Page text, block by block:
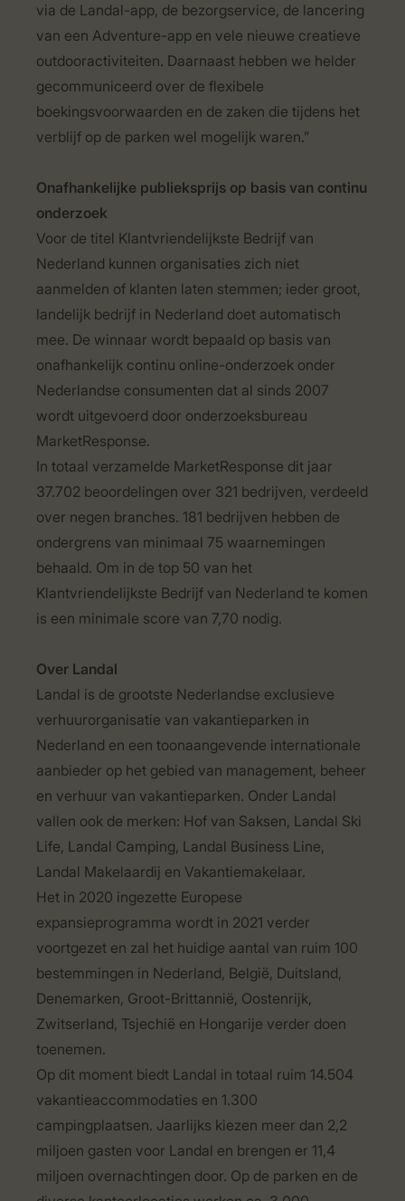
via de Landal-app, de bezorgservice, de lancering
van een Adventure-app en vele nieuwe creatieve
outdooractiviteiten. Daarnaast hebben we helder
gecommuniceerd over de flexibele
boekingsvoorwaarden en de zaken die tijdens het
verblijf op de parken wel mogelijk waren.”
Onafhankelijke publieksprijs op basis van continu
onderzoek
Voor de titel Klantvriendelijkste Bedrijf van
Nederland kunnen organisaties zich niet
aanmelden of klanten laten stemmen; ieder groot,
landelijk bedrijf in Nederland doet automatisch
mee. De winnaar wordt bepaald op basis van
onafhankelijk continu online-onderzoek onder
Nederlandse consumenten dat al sinds 2007
wordt uitgevoerd door onderzoeksbureau
MarketResponse.
In totaal verzamelde MarketResponse dit jaar
37.702 beoordelingen over 321 bedrijven, verdeeld
over negen branches. 181 bedrijven hebben de
ondergrens van minimaal 75 waarnemingen
behaald. Om in de top 50 van het
Klantvriendelijkste Bedrijf van Nederland te komen
is een minimale score van 7,70 nodig.
Over Landal
Landal is de grootste Nederlandse exclusieve
verhuurorganisatie van vakantieparken in
Nederland en een toonaangevende internationale
aanbieder op het gebied van management, beheer
en verhuur van vakantieparken. Onder Landal
vallen ook de merken: Hof van Saksen, Landal Ski
Life, Landal Camping, Landal Business Line,
Landal Makelaardij en Vakantiemakelaar.
Het in 2020 ingezette Europese
expansieprogramma wordt in 2021 verder
voortgezet en zal het huidige aantal van ruim 100
bestemmingen in Nederland, België, Duitsland,
Denemarken, Groot-Brittannië, Oostenrijk,
Zwitserland, Tsjechië en Hongarije verder doen
toenemen.
Op dit moment biedt Landal in totaal ruim 14.504
vakantieaccommodaties en 1.300
campingplaatsen. Jaarlijks kiezen meer dan 2,2
miljoen gasten voor Landal en brengen er 11,4
miljoen overnachtingen door. Op de parken en de